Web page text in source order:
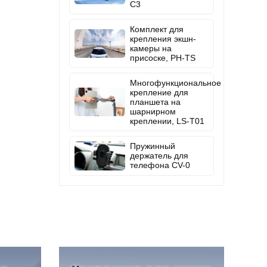
C3
Комплект для
крепления экшн-
камеры на
присоске, PH-TS
Многофункциональное
крепление для
планшета на
шарнирном
креплении, LS-T01
Пружинный
держатель для
телефона CV-0